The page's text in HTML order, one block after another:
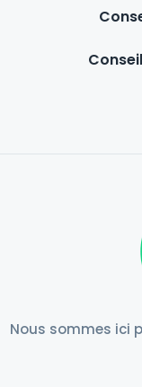
Nous sommes ici